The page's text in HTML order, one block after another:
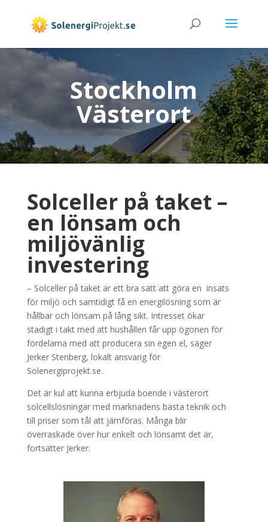
Stockholm
Västerort
Solceller på taket –
en lönsam och
miljövänlig
investering
– Solceller på taket är ett bra sätt att göra en insats
för miljö och samtidigt få en energilösning som är
hållbar och lönsam på lång sikt. Intresset ökar
stadigt i takt med att hushållen får upp ögonen för
fördelarna med att producera sin egen el, säger
Jerker Stenberg, lokalt ansvarig för
Solenergiprojekt.se.
Det är kul att kunna erbjuda boende i västerort
solcellslösningar med marknadens bästa teknik och
till priser som tål att jämföras. Många blir
överraskade över hur enkelt och lönsamt det är,
fortsätter Jerker.